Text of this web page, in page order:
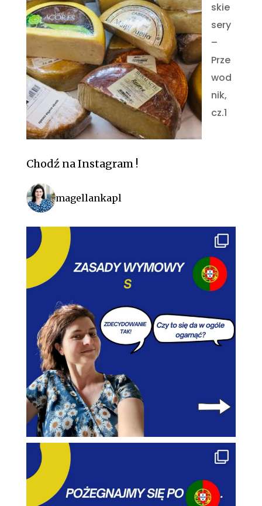
skie
sery
–
Prze
wod
nik,
cz.1
Chodź na Instagram !
magellankapl